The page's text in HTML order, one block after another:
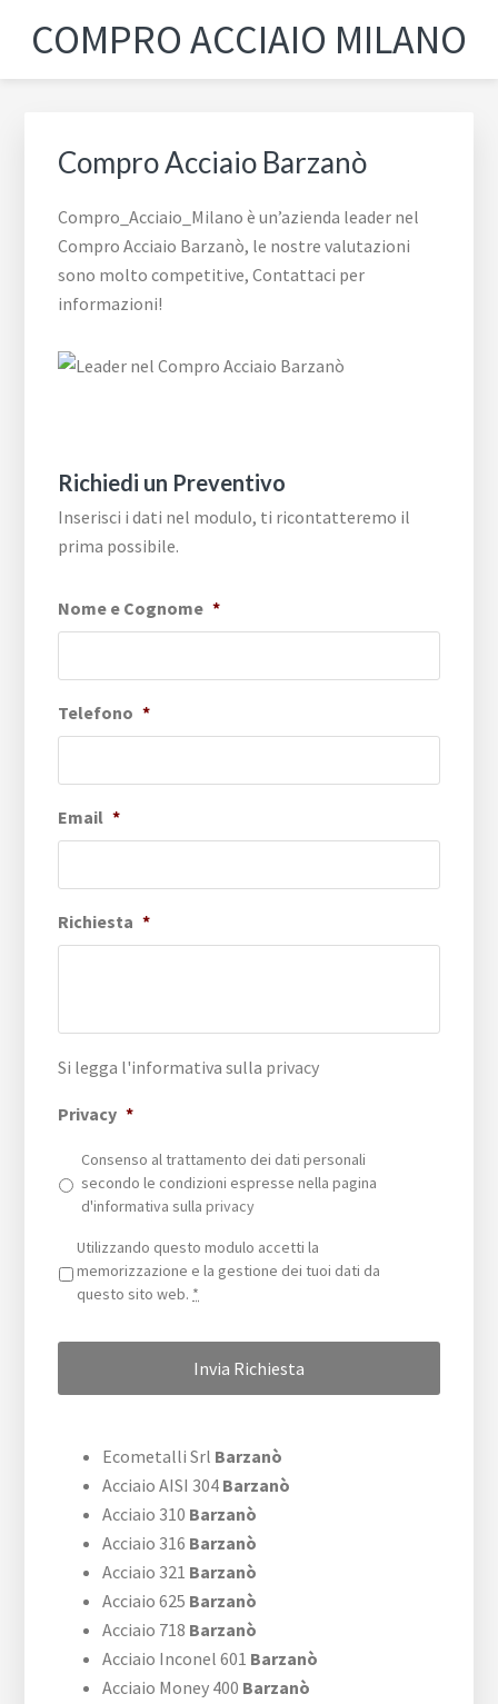
COMPRO ACCIAIO MILANO
Compro Acciaio Barzanò
Compro_Acciaio_Milano è un’azienda leader nel
Compro Acciaio Barzanò, le nostre valutazioni
sono molto competitive, Contattaci per
informazioni!
Richiedi un Preventivo
Inserisci i dati nel modulo, ti ricontatteremo il
prima possibile.
Nome e Cognome *
Telefono *
Email *
Richiesta *
Si legga l'informativa sulla privacy
Privacy *
Consenso al trattamento dei dati personali
secondo le condizioni espresse nella pagina
d'informativa sullaprivacy
Privacy *
Utilizzando questo modulo accetti la
memorizzazione e la gestione dei tuoi dati da
questo sito web. *
Ecometalli Srl Barzanò
Acciaio AISI 304 Barzanò
Acciaio 310 Barzanò
Acciaio 316 Barzanò
Acciaio 321 Barzanò
Acciaio 625 Barzanò
Acciaio 718 Barzanò
Acciaio Inconel 601 Barzanò
Acciaio Money 400 Barzanò